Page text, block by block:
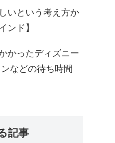
いという考え方か
ンド】
かったディズニー
などの待ち時間
記事